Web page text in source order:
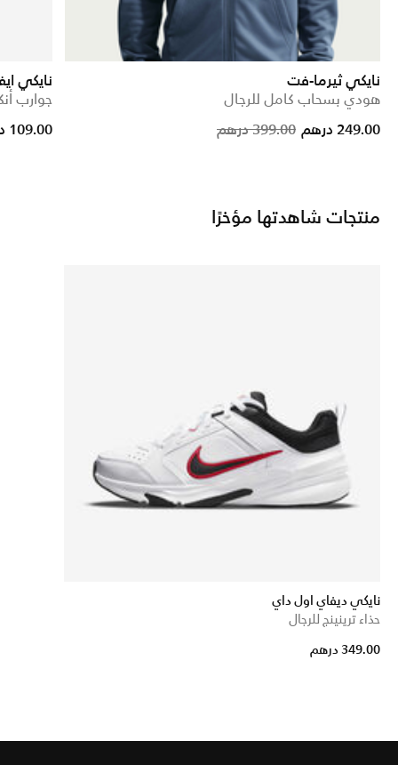
نايكي ثيرما-فت
هودي بسحاب كامل للرجال
Price
399.00 درهم to
249.00 درهم
نايكي
جوارب أنكل (3
109.00 درهم
منتجات شاهدتها مؤخرًا
نايكي ديفاي اول داي
حذاء ترينينج للرجال
349.00 درهم